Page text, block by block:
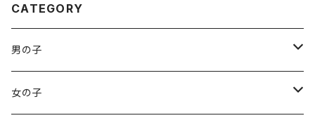
CATEGORY
男の子
袴ロンパース
女の子